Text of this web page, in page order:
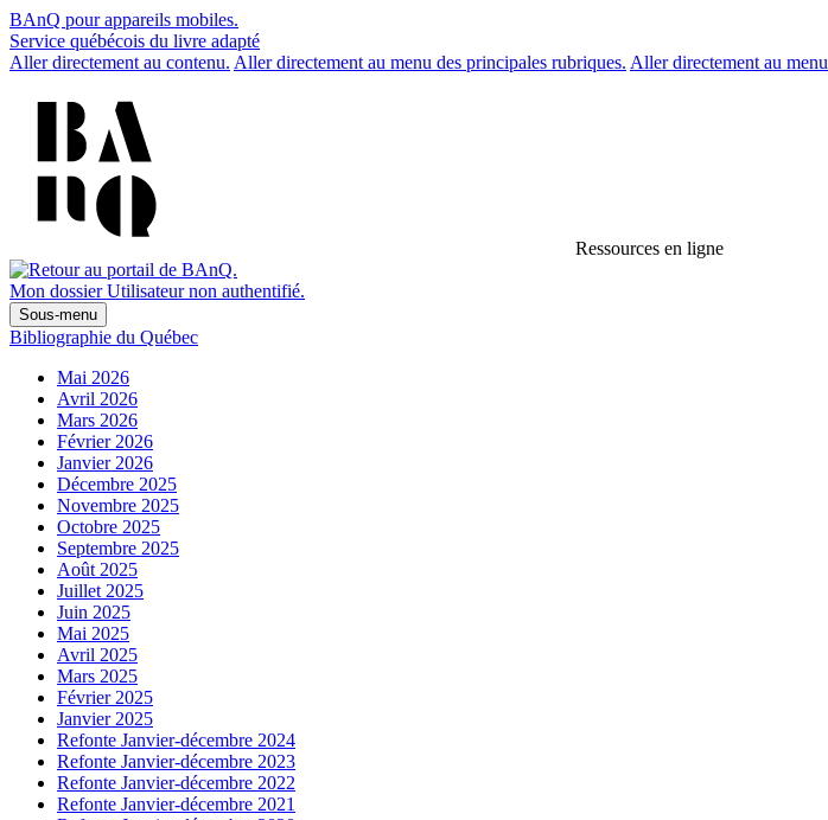
BAnQ pour appareils mobiles.
Service québécois du livre adapté
Aller directement au contenu. Aller directement au menu des principales rubriques. Aller directement au
Ressources en ligne
Mon dossier Utilisateur non authentifié.
Sous-menu
Bibliographie du Québec
Mai 2026
Avril 2026
Mars 2026
Février 2026
Janvier 2026
Décembre 2025
Novembre 2025
Octobre 2025
Septembre 2025
Août 2025
Juillet 2025
Juin 2025
Mai 2025
Avril 2025
Mars 2025
Février 2025
Janvier 2025
Refonte Janvier-décembre 2024
Refonte Janvier-décembre 2023
Refonte Janvier-décembre 2022
Refonte Janvier-décembre 2021